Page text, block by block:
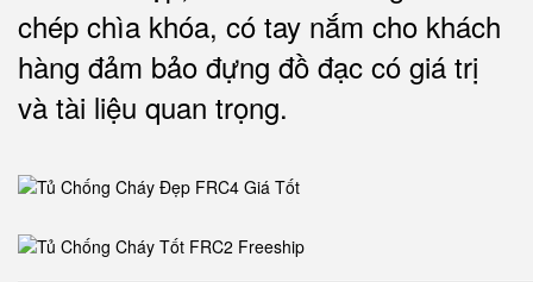
chép chìa khóa, có tay nắm cho khách
hàng đảm bảo đựng đồ đạc có giá trị
và tài liệu quan trọng.